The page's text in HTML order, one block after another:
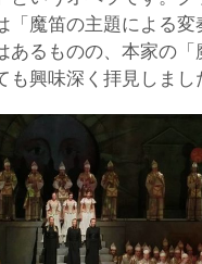
「魔笛の主題による変
あるものの、本家の「
も興味深く拝見しまし